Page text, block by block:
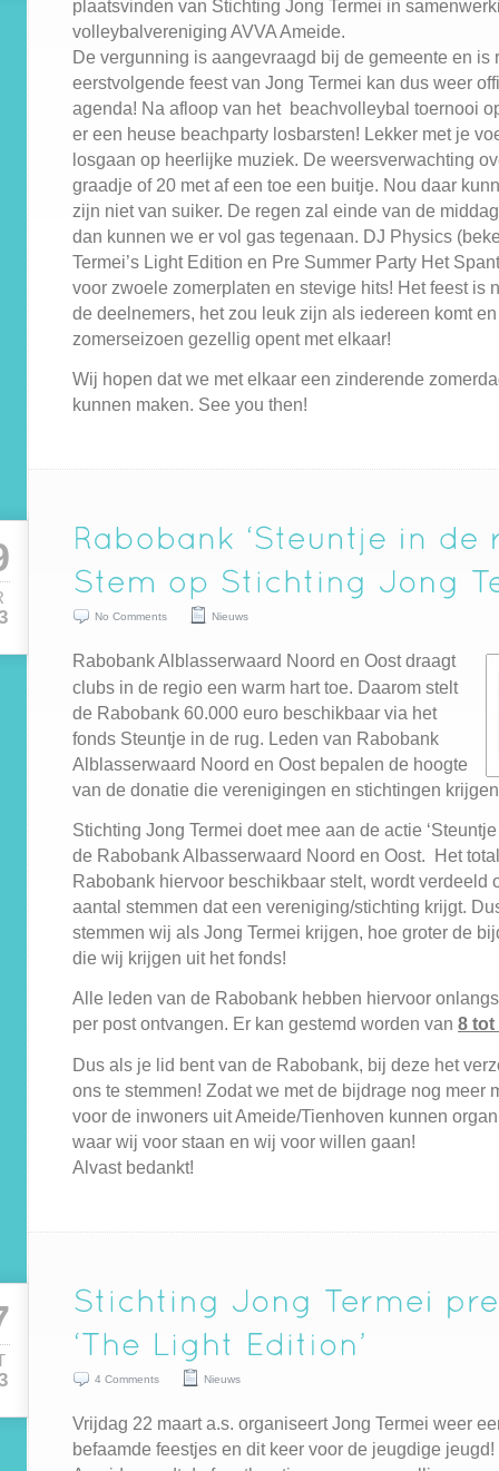
plaatsvinden van Stichting Jong Termei in
volleybalvereniging AVVA Ameide.
De vergunning is aangevraagd bij de gemeente en is
eerstvolgende feest van Jong Termei kan dus weer
agenda! Na afloop van het beachvolleybal toernooi
er een heuse beachparty losbarsten! Lekker met je
losgaan op heerlijke muziek. De weersverwachting
graadje of 20 met af een toe een buitje. Nou daar
zijn niet van suiker. De regen zal einde van de
dan kunnen we er vol gas tegenaan. DJ Physics
Termei’s Light Edition en Pre Summer Party Het
voor zwoele zomerplaten en stevige hits! Het feest is
de deelnemers, het zou leuk zijn als iedereen komt
zomerseizoen gezellig opent met elkaar!
Wij hopen dat we met elkaar een zinderende
kunnen maken. See you then!
No Comments Nieuws
Rabobank Alblasserwaard Noord en Oost draagt
clubs in de regio een warm hart toe. Daarom stelt
de Rabobank 60.000 euro beschikbaar via het
fonds Steuntje in de rug. Leden van Rabobank
Alblasserwaard Noord en Oost bepalen de hoogte
van de donatie die verenigingen en stichtingen
Stichting Jong Termei doet mee aan de actie ‘Steuntje
de Rabobank Albasserwaard Noord en Oost. Het
Rabobank hiervoor beschikbaar stelt, wordt verdeeld
aantal stemmen dat een vereniging/stichting krijgt.
stemmen wij als Jong Termei krijgen, hoe groter de
die wij krijgen uit het fonds!
Alle leden van de Rabobank hebben hiervoor
per post ontvangen. Er kan gestemd worden van 8 tot
Dus als je lid bent van de Rabobank, bij deze het
ons te stemmen! Zodat we met de bijdrage nog meer
voor de inwoners uit Ameide/Tienhoven kunnen
waar wij voor staan en wij voor willen gaan!
Alvast bedankt!
4 Comments Nieuws
Vrijdag 22 maart a.s. organiseert Jong Termei weer
befaamde feestjes en dit keer voor de jeugdige